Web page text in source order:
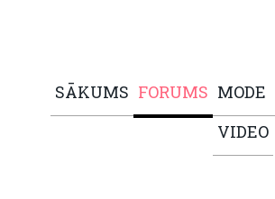
SĀKUMS FORUMS MODE
VIDEO